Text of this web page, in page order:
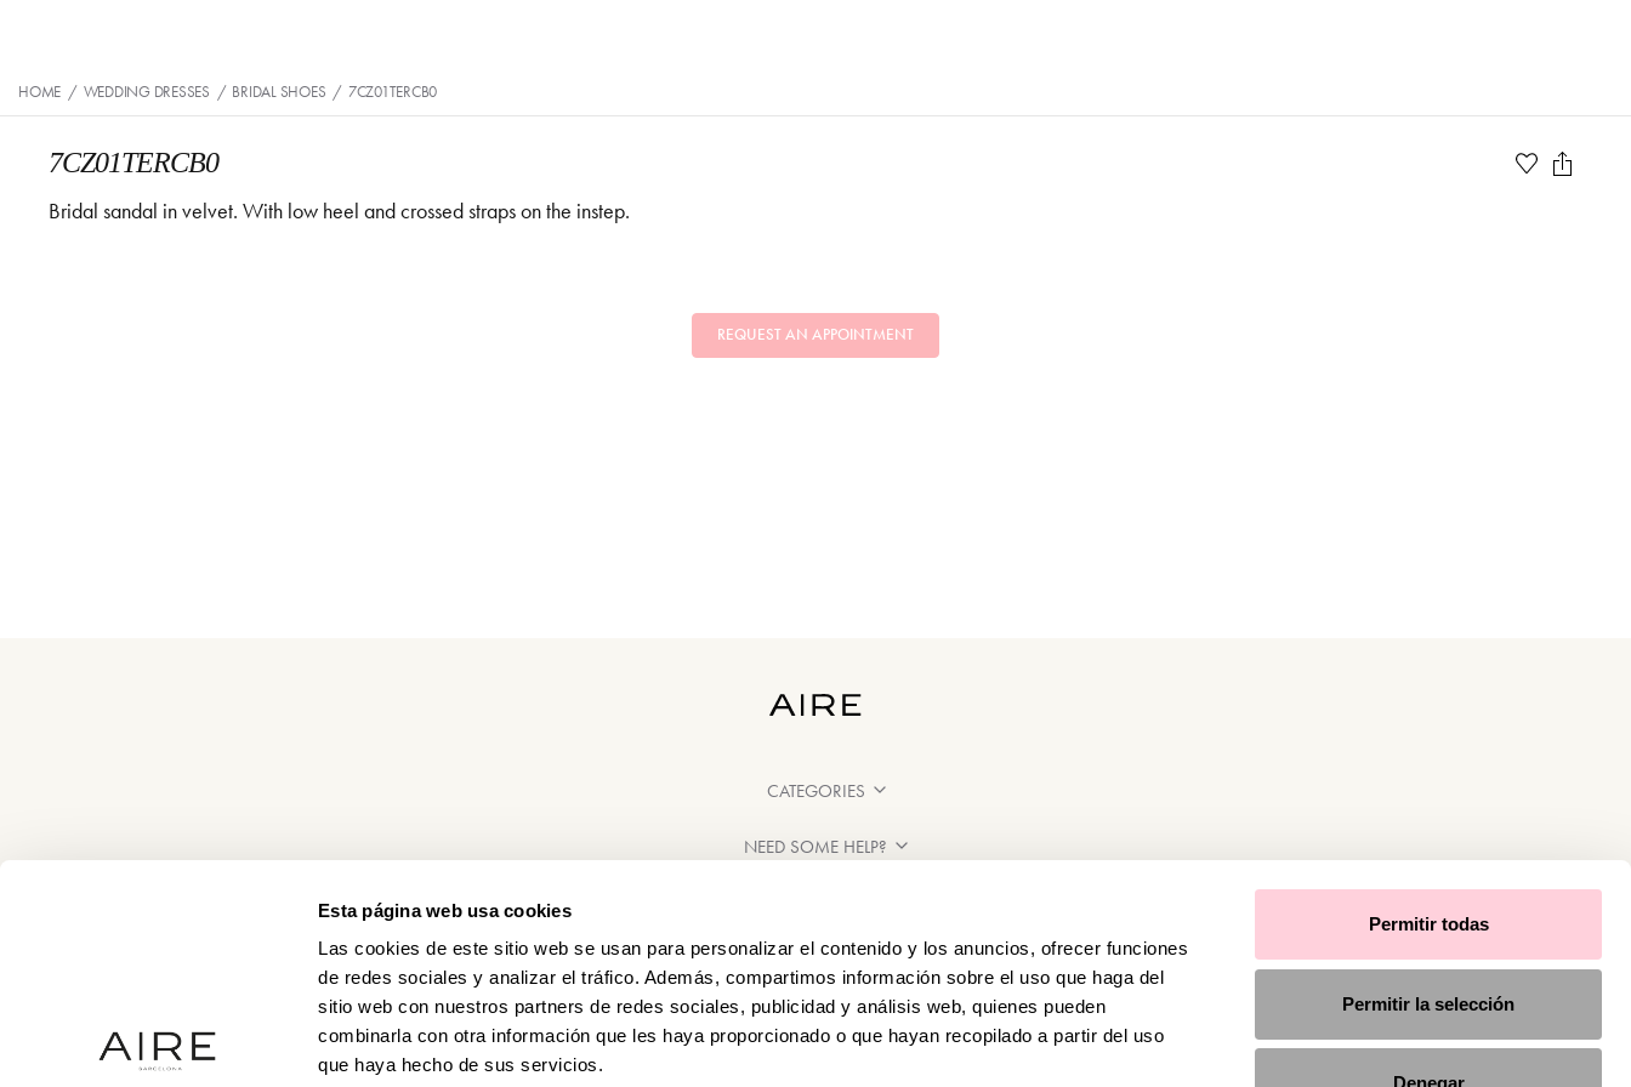
Esta página web usa cookies
Las cookies de este sitio web se usan para personalizar el contenido y los anuncios, ofrecer funciones
de redes sociales y analizar el tráfico. Además, compartimos información sobre el uso que haga del
sitio web con nuestros partners de redes sociales, publicidad y análisis web, quienes pueden
combinarla con otra información que les haya proporcionado o que hayan recopilado a partir del uso
que haya hecho de sus servicios.
Permitir todas
Permitir la selección
Denegar
HOME / WEDDING DRESSES / BRIDAL SHOES / 7CZ01TERCB0
7CZ01TERCB0
Bridal sandal in velvet. With low heel and crossed straps on the instep.
REQUEST AN APPOINTMENT
CATEGORIES
NEED SOME HELP?